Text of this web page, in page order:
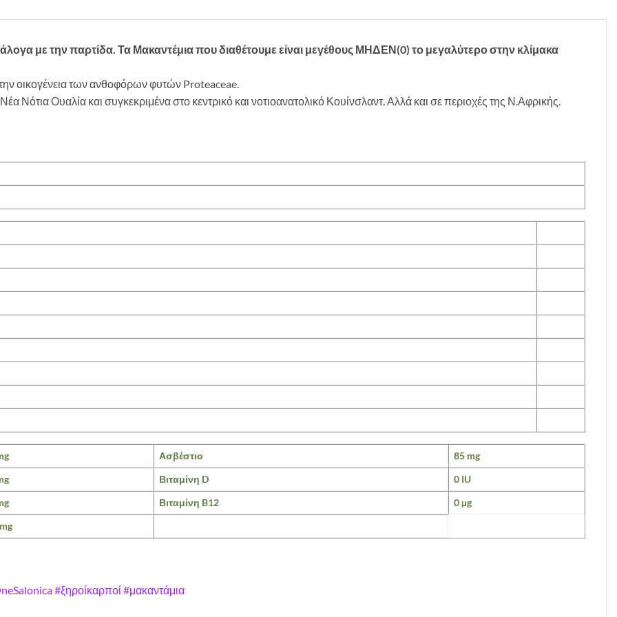
με την παρτίδα. Τα Μακαντέμια που διαθέτουμε είναι μεγέθους ΜΗΔΕΝ(0) το μεγαλύτερο στην κλίμακα
οικογένεια των ανθοφόρων φυτών Proteaceae.
Νότια Ουαλία και συγκεκριμένα στο κεντρικό και νοτιοανατολικό Κουίνσλαντ. Αλλά και σε περιοχές της Ν.Αφρικής.
Ασβέστιο
85 mg
Βιταμίνη D
0 IU
Βιταμίνη B12
0 µg
#ξηροίκαρποί#μακαντάμια